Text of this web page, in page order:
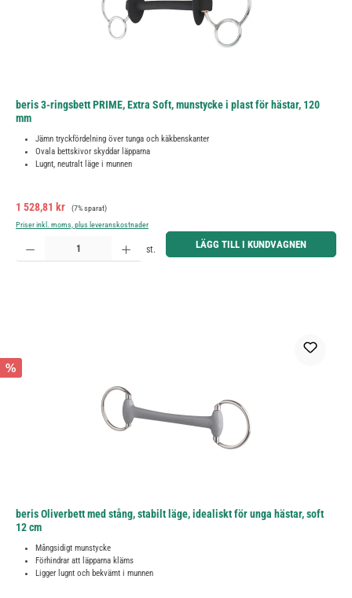
beris 3-ringsbett PRIME, Extra Soft, munstycke i plast för hästar, 120
mm
Jämn tryckfördelning över tunga och käkbenskanter
Ovala bettskivor skyddar läpparna
Lugnt, neutralt läge i munnen
Försäljningspris:
1 528,81 kr Ordinarie pris:
(7% sparat)
Priser inkl. moms, plus leveranskostnader
Produktkvantitet: Ange önskat belopp eller använd knapparna för att öka eller minska kvantiteten.
st. LÄGG TILL I KUNDVAGNEN
%
beris Oliverbett med stång, stabilt läge, idealiskt för unga hästar, soft
12 cm
Mångsidigt munstycke
Förhindrar att läpparna kläms
Ligger lugnt och bekvämt i munnen